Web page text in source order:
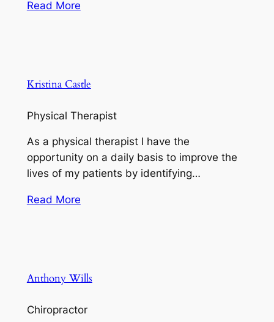
Read More
Kristina Castle
Physical Therapist
As a physical therapist I have the
opportunity on a daily basis to improve the
lives of my patients by identifying…
Read More
Anthony Wills
Chiropractor